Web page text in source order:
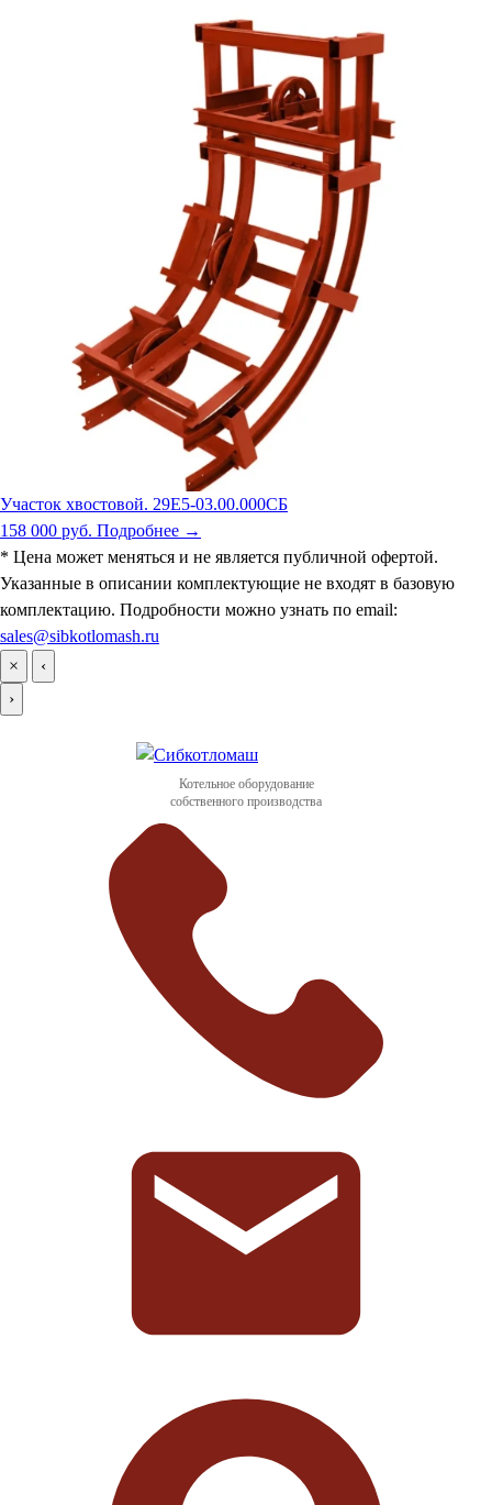
Участок хвостовой. 29Е5-03.00.000СБ
158 000 руб. Подробнее →
* Цена может меняться и не является публичной офертой.
Указанные в описании комплектующие не входят в базовую
комплектацию. Подробности можно узнать по email:
sales@sibkotlomash.ru
×
‹
›
Котельное оборудование
собственного производства